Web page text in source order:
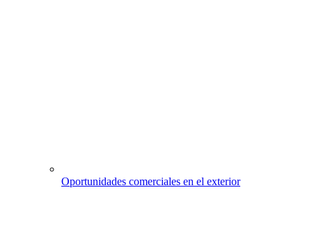
Oportunidades comerciales en el exterior